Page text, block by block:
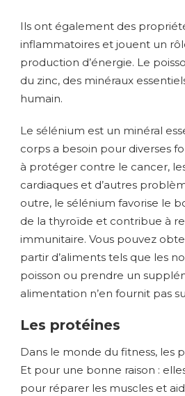
Ils ont également des
inflammatoires et jouent un
production d’énergie. Le
du zinc, des minéraux
humain.
Le sélénium est un minéral
corps a besoin pour diverses
à protéger contre le cancer,
cardiaques et d’autres
outre, le sélénium favorise le
de la thyroïde et contribue à
immunitaire. Vous pouvez
partir d’aliments tels que les
poisson ou prendre un
alimentation n’en fournit pas
Les protéines
Dans le monde du fitness, les
Et pour une bonne raison :
pour réparer les muscles et